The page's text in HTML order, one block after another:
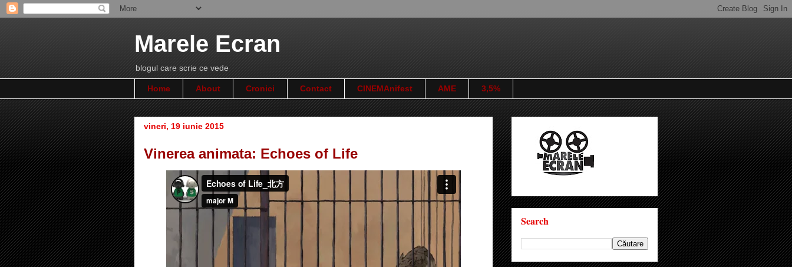
Marele Ecran
blogul care scrie ce vede
Home About Cronici Contact CINEMAnifest AME 3,5%
vineri, 19 iunie 2015
Vinerea animata: Echoes of Life
Search